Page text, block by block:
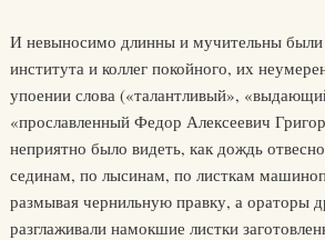
И невыносимо длинны и мучительны были
института и коллег покойного, их
упоении слова («талантливый»,
«прославленный Федор Алексеевич
неприятно было видеть, как дождь
сединам, по лысинам, по листкам
размывая чернильную правку, а ораторы
разглаживали намокшие листки